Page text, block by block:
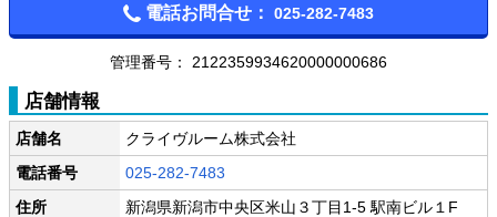
電話お問合せ： 025-282-7483
管理番号： 2122359934620000000686
店舗情報
店舗名
クライヴルーム株式会社
電話番号
025-282-7483
住所
新潟県新潟市中央区米山３丁目1-5 駅南ビル１F